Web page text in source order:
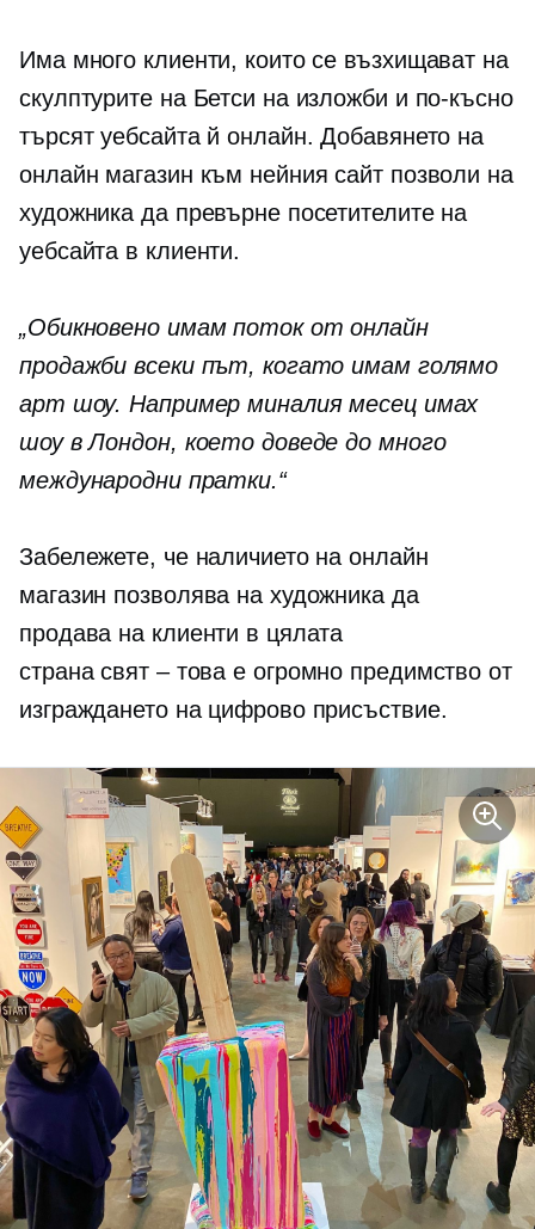
Има много клиенти, които се възхищават на
скулптурите на Бетси на изложби и по-късно
търсят уебсайта й онлайн. Добавянето на
онлайн магазин към нейния сайт позволи на
художника да превърне посетителите на
уебсайта в клиенти.
„Обикновено имам поток от онлайн
продажби всеки път, когато имам голямо
арт шоу. Например миналия месец имах
шоу в Лондон, което доведе до много
международни пратки.“
Забележете, че наличието на онлайн
магазин позволява на художника да
продава на клиенти в цялата
странасвят – това е огромно предимство от
изграждането на цифрово присъствие.